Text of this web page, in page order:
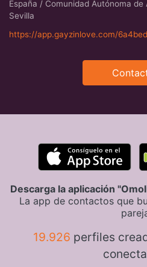
España / Comunidad Autónoma
Sevilla
https://app.gayzinlove.com/
Descarga la aplicación
La app de contactos que
19.926 perfiles